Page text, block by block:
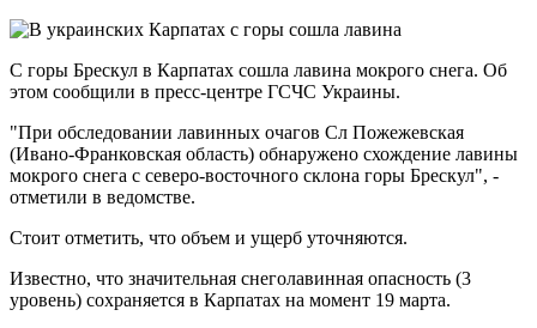
С горы Брескул в Карпатах сошла лавина мокрого снега. Об
этом сообщили в пресс-центре ГСЧС Украины.
"При обследовании лавинных очагов Сл Пожежевская
(Ивано-Франковская область) обнаружено схождение лавины
мокрого снега с северо-восточного склона горы Брескул", -
отметили в ведомстве.
Стоит отметить, что объем и ущерб уточняются.
Известно, что значительная снеголавинная опасность (3
уровень) сохраняется в Карпатах на момент 19 марта.